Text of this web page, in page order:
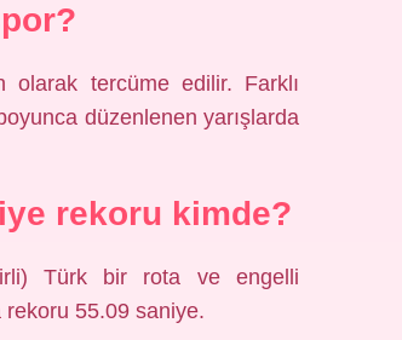
olarak tercüme edilir. Farklı
düzenlenen yarışlarda
rekoru kimde?
Türk bir rota ve engelli
rekoru 55.09 saniye.